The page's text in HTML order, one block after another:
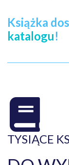
Książka
katalogu!
TYSIĄCE